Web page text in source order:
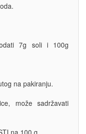
7g soli i 100g
na pakiranju.
može sadržavati
na 100 g